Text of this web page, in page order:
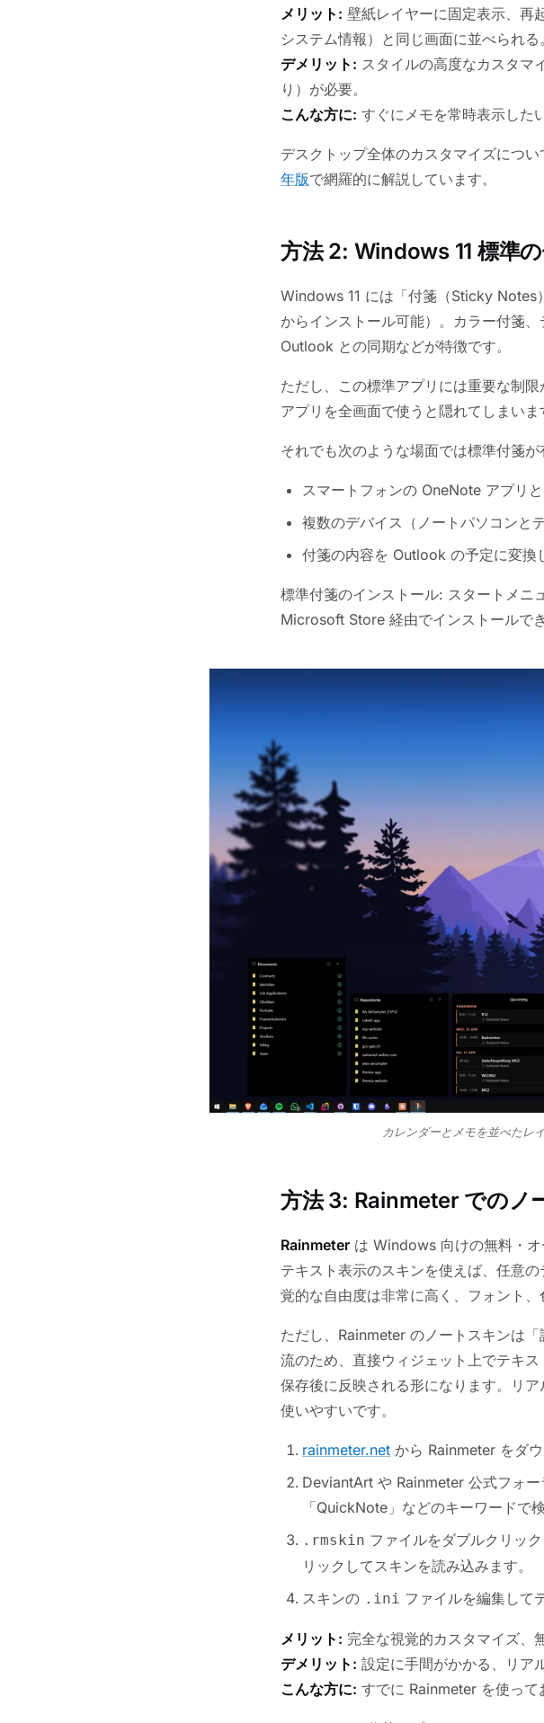
メリット: 壁紙レイヤーに固定表示、再
システム情報）と同じ画面に並べられる。
デメリット: スタイルの高度なカスタマ
り）が必要。
こんな方に: すぐにメモを常時表示した
デスクトップ全体のカスタマイズについ
年版で網羅的に解説しています。
方法 2: Windows 11 標準
Windows 11 には「付箋（Sticky
からインストール可能）。カラー付箋
Outlook との同期などが特徴です。
ただし、この標準アプリには重要な制
アプリを全画面で使うと隠れてしまい
それでも次のような場面では標準付箋が
スマートフォンの OneNote アプリ
複数のデバイス（ノートパソコンと
付箋の内容を Outlook の予定に変換
標準付箋のインストール: スタートメニ
Microsoft Store 経由でインストールでき
カレンダーとメモを並べたレ
方法 3: Rainmeter でのノ
Rainmeter は Windows 向けの無料・オ
テキスト表示のスキンを使えば、任意
覚的な自由度は非常に高く、フォント
ただし、Rainmeter のノートスキンは
流のため、直接ウィジェット上でテキ
保存後に反映される形になります。リ
使いやすいです。
rainmeter.net から Rainmeter をダ
DeviantArt や Rainmeter 公式フォー
「QuickNote」などのキーワードで
.rmskin ファイルをダブルクリッ
リックしてスキンを読み込みます。
スキンの .ini ファイルを編集して
メリット: 完全な視覚的カスタマイズ、
デメリット: 設定に手間がかかる、リア
こんな方に: すでに Rainmeter を使って